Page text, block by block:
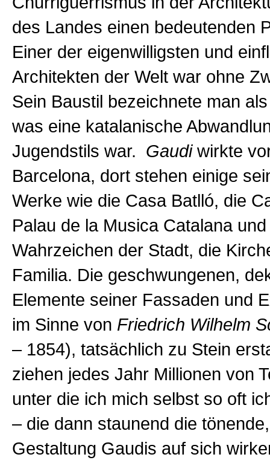
des Landes einen bedeutenden
Einer der eigenwilligsten und
Architekten der Welt war ohne
Sein Baustil bezeichnete man
was eine katalanische
Jugendstils war. Gaudiwirkte
Barcelona, dort stehen einige
Werke wie die Casa Batlló, die
Palau de la Musica Catalana
Wahrzeichen der Stadt, die
Familia. Die geschwungenen,
Elemente seiner Fassaden und
im Sinne von Friedrich Wilhelm
– 1854), tatsächlich zu Stein
ziehen jedes Jahr Millionen von
unter die ich mich selbst so oft
– die dann staunend die
Gestaltung Gaudis auf sich